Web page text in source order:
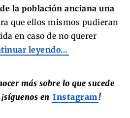
la población anciana una
que ellos mismos pudieran
en caso de no querer
leyendo…
más sobre lo que sucede
en Instagram!